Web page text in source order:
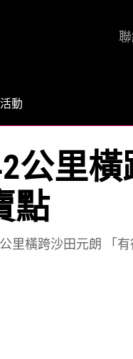
活動
公里
點
里橫跨沙田元朗 「